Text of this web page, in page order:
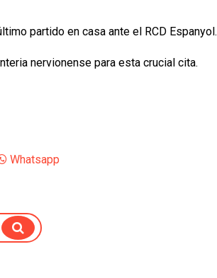
partido en casa ante el RCD Espanyol.
nervionense para esta crucial cita.
Whatsapp